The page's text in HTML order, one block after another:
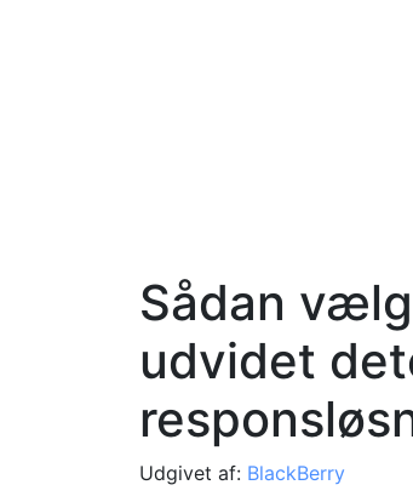
Sådan
udvidet
Udgivet af: BlackBerry